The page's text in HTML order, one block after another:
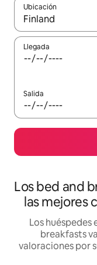
Ubicación
Cuando los
Llegada
Salida
Los bed and
las mejores
Los huéspedes
breakfasts
valoraciones por